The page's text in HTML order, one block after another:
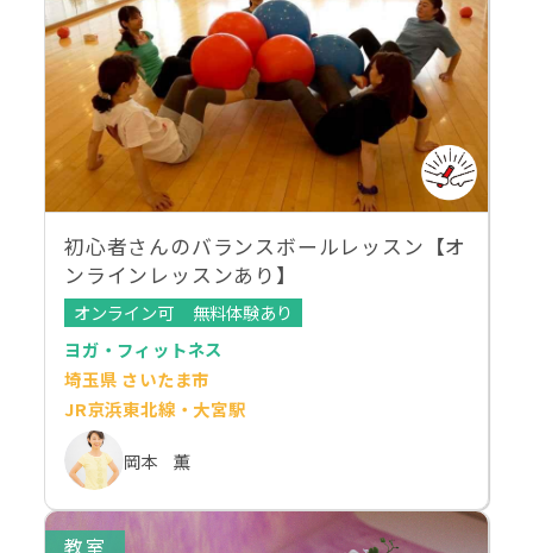
初心者さんのバランスボールレッスン【オ
ンラインレッスンあり】
オンライン可
無料体験あり
ヨガ・フィットネス
埼玉県 さいたま市
JR京浜東北線・大宮駅
岡本 薫
教室